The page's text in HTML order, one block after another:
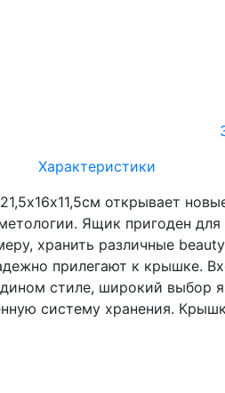
Характеристики
открывает
Ящик пригоден
хранить различные
прилегают к крышке.
стиле, широкий выбор
систему хранения.